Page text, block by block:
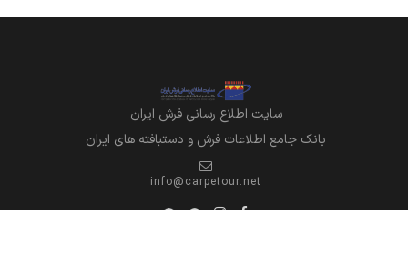
سايت اطلاع رساني فرش ايران
بانک جامع اطلاعات فرش و دستبافته های ایران
info@carpetour.net